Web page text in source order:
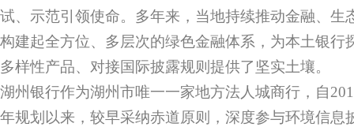
试、示范引领使命。多年来，当地持续推动金融、生
构建起全方位、多层次的绿色金融体系，为本土银行
多样性产品、对接国际披露规则提供了坚实土壤。
湖州银行作为湖州市唯一一家地方法人城商行，自
年规划以来，较早采纳赤道原则，深度参与环境信息